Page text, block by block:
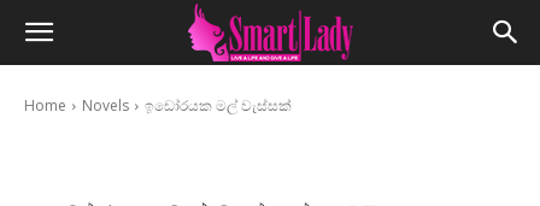
Home Novels ඉඩෝරයක මල් වැස්සක්